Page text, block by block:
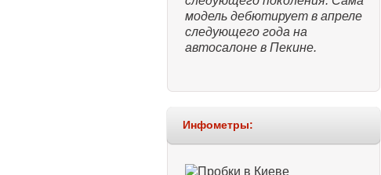
модель дебютирует в апреле
следующего года на
автосалоне в Пекине.
Инфометры: